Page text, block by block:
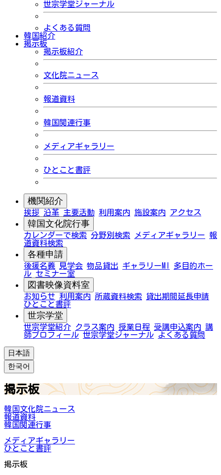
世宗学堂ジャーナル
よくある質問
韓国紹介
掲示板
掲示板紹介
文化院ニュース
報道資料
韓国関連行事
メディアギャラリー
ひとこと書評
機関紹介
挨拶 沿革 主要活動 利用案内 施設案内 アクセス
韓国文化院行事
カレンダーで検索 分野別検索 メディアギャラリー 報
道資料検索
各種申請
後援名義 見学会 物品貸出 ギャラリーMI
多目的ホー
ル セミナー室
図書映像資料室
お知らせ 利用案内 所蔵資料検索
貸出期間延長申請
ひとこと書評
世宗学堂
世宗学堂紹介 クラス案内 授業日程 受講申込案内 講
師プロフィール 世宗学堂ジャーナル よくある質問
日本語
한국어
掲示板
韓国文化院ニュース
報道資料
韓国関連行事
メディアギャラリー
ひとこと書評
掲示板